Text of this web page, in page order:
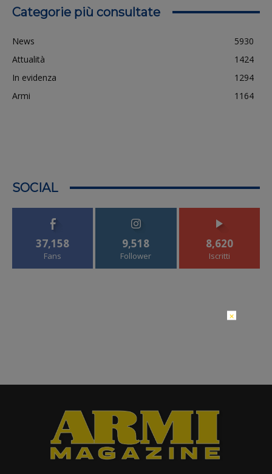
Categorie più consultate
News
5930
Attualità
1424
In evidenza
1294
Armi
1164
SOCIAL
37,158
Fans
9,518
Follower
8,620
Iscritti
×